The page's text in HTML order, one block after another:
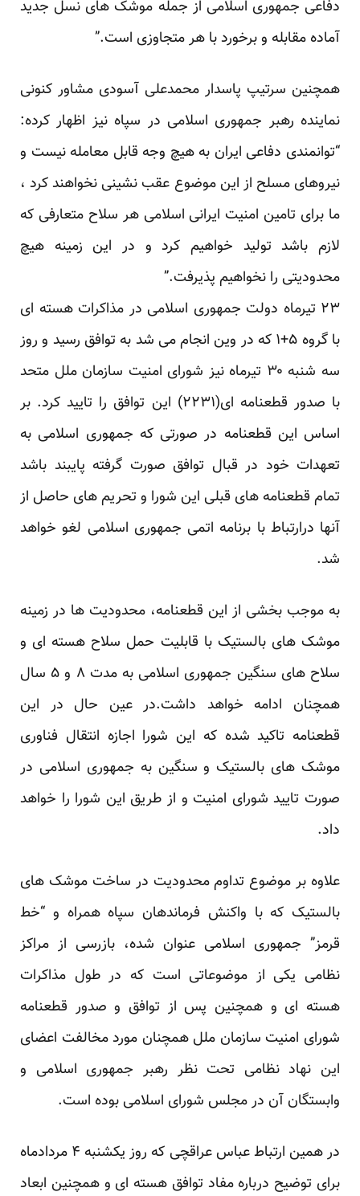
دفاعی جمهوری اسلامی از جمله موشک های نسل جدید
آماده مقابله و برخورد با هر متجاوزی است.”
همچنین سرتیپ پاسدار محمدعلی آسودی مشاور کنونی
نماینده رهبر جمهوری اسلامی در سپاه نیز اظهار کرده:
“توانمندی دفاعی ایران به هیچ وجه قابل معامله نیست و
نیروهای مسلح از این موضوع عقب نشینی نخواهند کرد ،
ما برای تامین امنیت ایرانی اسلامی هر سلاح متعارفی که
لازم باشد تولید خواهیم کرد و در این زمینه هیچ
محدودیتی را نخواهیم پذیرفت.”
۲۳ تیرماه دولت جمهوری اسلامی در مذاکرات هسته ای
با گروه ۵+۱ که در وین انجام می شد به توافق رسید و روز
سه شنبه ۳۰ تیرماه نیز شورای امنیت سازمان ملل متحد
با صدور قطعنامه ای(۲۲۳۱) این توافق را تایید کرد. بر
اساس این قطعنامه در صورتی که جمهوری اسلامی به
تعهدات خود در قبال توافق صورت گرفته پایبند باشد
تمام قطعنامه های قبلی این شورا و تحریم های حاصل از
آنها درارتباط با برنامه اتمی جمهوری اسلامی لغو خواهد
شد.
به موجب بخشی از این قطعنامه، محدودیت ها در زمینه
موشک های بالستیک با قابلیت حمل سلاح هسته ای و
سلاح های سنگین جمهوری اسلامی به مدت ۸ و ۵ سال
همچنان ادامه خواهد داشت.در عین حال در این
قطعنامه تاکید شده که این شورا اجازه انتقال فناوری
موشک های بالستیک و سنگین به جمهوری اسلامی در
صورت تایید شورای امنیت و از طریق این شورا را خواهد
داد.
علاوه بر موضوع تداوم محدودیت در ساخت موشک های
بالستیک که با واکنش فرماندهان سپاه همراه و “خط
قرمز” جمهوری اسلامی عنوان شده، بازرسی از مراکز
نظامی یکی از موضوعاتی است که در طول مذاکرات
هسته ای و همچنین پس از توافق و صدور قطعنامه
شورای امنیت سازمان ملل همچنان مورد مخالفت اعضای
این نهاد نظامی تحت نظر رهبر جمهوری اسلامی و
وابستگان آن در مجلس شورای اسلامی بوده است.
در همین ارتباط عباس عراقچی که روز یکشنبه ۴ مردادماه
برای توضیح درباره مفاد توافق هسته ای و همچنین ابعاد